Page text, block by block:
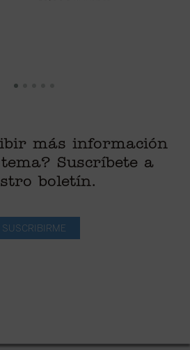
más información
Suscríbete a
boletín.
SUSCRIBIRME